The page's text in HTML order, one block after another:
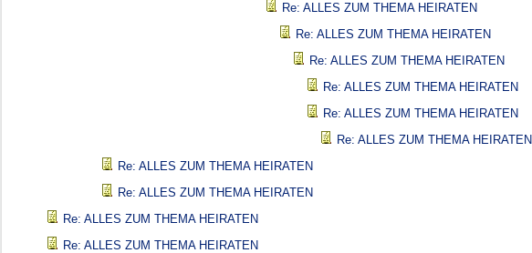
Re: ALLES ZUM THEMA HEIRATEN
Re: ALLES ZUM THEMA HEIRATEN
Re: ALLES ZUM THEMA HEIRATEN
Re: ALLES ZUM THEMA HEIRATEN
Re: ALLES ZUM THEMA HEIRATEN
Re: ALLES ZUM THEMA HEIRATEN
Re: ALLES ZUM THEMA HEIRATEN
Re: ALLES ZUM THEMA HEIRATEN
Re: ALLES ZUM THEMA HEIRATEN
Re: ALLES ZUM THEMA HEIRATEN